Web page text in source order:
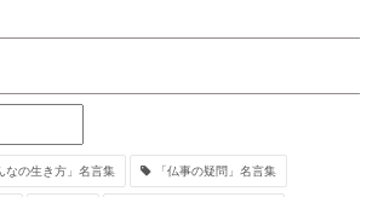
なの生き方」名言集 「仏事の疑問」名言集